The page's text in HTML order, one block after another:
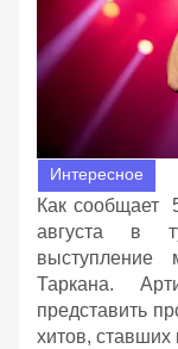
Интересное
Как сообщает
августа в
выступление
Таркана.
представить
хитов, ставших